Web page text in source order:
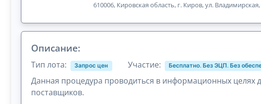
610006, Кировская область, г. Киров, ул.
Описание:
Тип лота: Запрос цен Участие: Бесплатно. Без ЭЦП. Без
Данная процедура проводиться в информационных целях
поставщиков.